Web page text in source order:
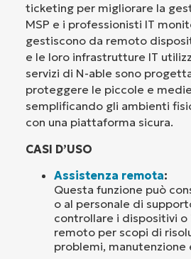
ticketing per migliorare la
MSP e i professionisti IT
gestiscono da remoto
e le loro infrastrutture IT
servizi di N-able sono
proteggere le piccole e
semplificando gli ambienti
con una piattaforma sicura.
CASI D’USO
Assistenza remota:
Questa funzione può
o al personale di
controllare i dispositivi o
remoto per scopi di
problemi, manutenzione